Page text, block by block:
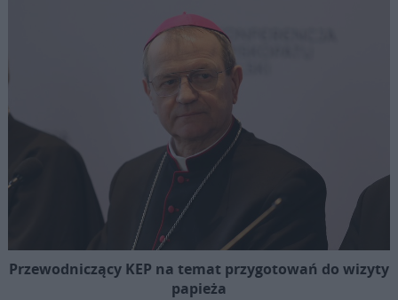
Przewodniczący KEP na temat przygotowań do wizyty
papieża